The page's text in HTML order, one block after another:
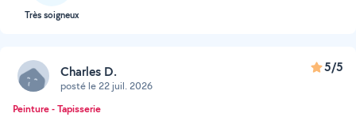
Très soigneux
Charles D.
posté le 22 juil. 2026
5/5
Peinture - Tapisserie